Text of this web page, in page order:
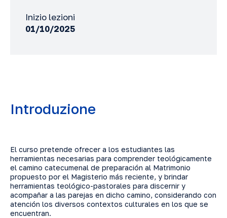
Inizio lezioni
01/10/2025
Introduzione
El curso pretende ofrecer a los estudiantes las
herramientas necesarias para comprender teológicamente
el camino catecumenal de preparación al Matrimonio
propuesto por el Magisterio más reciente, y brindar
herramientas teológico-pastorales para discernir y
acompañar a las parejas en dicho camino, considerando con
atención los diversos contextos culturales en los que se
encuentran.